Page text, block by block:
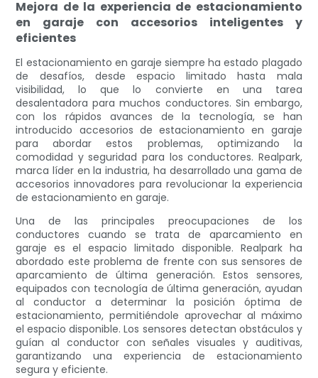
Mejora de la experiencia de estacionamiento
en garaje con accesorios inteligentes y
eficientes
El estacionamiento en garaje siempre ha estado plagado
de desafíos, desde espacio limitado hasta mala
visibilidad, lo que lo convierte en una tarea
desalentadora para muchos conductores. Sin embargo,
con los rápidos avances de la tecnología, se han
introducido accesorios de estacionamiento en garaje
para abordar estos problemas, optimizando la
comodidad y seguridad para los conductores. Realpark,
marca líder en la industria, ha desarrollado una gama de
accesorios innovadores para revolucionar la experiencia
de estacionamiento en garaje.
Una de las principales preocupaciones de los
conductores cuando se trata de aparcamiento en
garaje es el espacio limitado disponible. Realpark ha
abordado este problema de frente con sus sensores de
aparcamiento de última generación. Estos sensores,
equipados con tecnología de última generación, ayudan
al conductor a determinar la posición óptima de
estacionamiento, permitiéndole aprovechar al máximo
el espacio disponible. Los sensores detectan obstáculos y
guían al conductor con señales visuales y auditivas,
garantizando una experiencia de estacionamiento
segura y eficiente.